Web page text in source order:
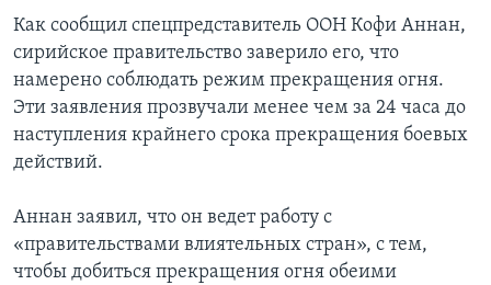
Как сообщил спецпредставитель ООН Кофи Аннан,
сирийское правительство заверило его, что
намерено соблюдать режим прекращения огня.
Эти заявления прозвучали менее чем за 24 часа до
наступления крайнего срока прекращения боевых
действий.
Аннан заявил, что он ведет работу с
«правительствами влиятельных стран», с тем,
чтобы добиться прекращения огня обеими